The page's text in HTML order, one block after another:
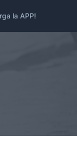
la APP!